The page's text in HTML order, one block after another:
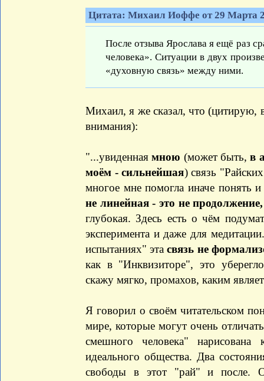
Цитата: Михаил Иоффе от 29 Марта
После отзыва Ярослава я ещё раз
человека». Ситуации в двух
«духовную связь» между ними.
Михаил, я же сказал, что
внимания):
"...увиденнаямною (может быть,в
моём - сильнейшая) связь
многое мне помогла иначе понять
не линейная - это не
глубокая. Здесь есть о чём
эксперимента и даже для
испытаниях" этасвязь не
как в "Инквизиторе", это
скажу мягко, промахов, каким
Я говорил о своём читательском
мире, которые могут очень
смешного человека"
идеального общества. Два
свободы в этот "рай" и после.